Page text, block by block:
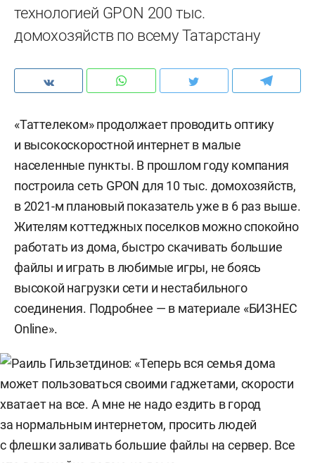
технологией GPON 200 тыс.
домохозяйств по всему Татарстану
«Таттелеком» продолжает проводить оптику
и высокоскоростной интернет в малые
населенные пункты. В прошлом году компания
построила сеть GPON для 10 тыс. домохозяйств,
в 2021-м плановый показатель уже в 6 раз выше.
Жителям коттеджных поселков можно спокойно
работать из дома, быстро скачивать большие
файлы и играть в любимые игры, не боясь
высокой нагрузки сети и нестабильного
соединения. Подробнее — в материале «БИЗНЕС
Online».